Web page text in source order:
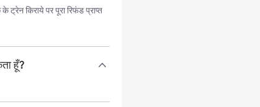
किराये पर पूरा रिफंड प्राप्त
हूँ?